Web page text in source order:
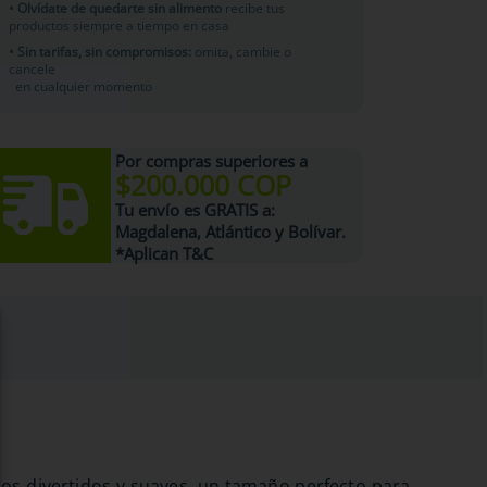
• Olvídate de quedarte sin alimentorecibe tus
productos siempre a tiempo en casa
• Sin tarifas, sin compromisos: omita, cambie o
cancele
en cualquier momento
Por compras superiores a
$200.000 COP
Tu envío es GRATISa:
Magdalena, Atlántico y Bolívar.
*Aplican T&C